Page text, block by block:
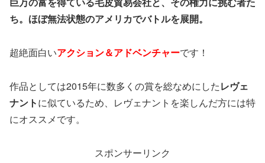
ち。ほぼ無法状態のアメリカでバトルを展開。
超絶面白いアクション＆アドベンチャーです！
作品としては2015年に数多くの賞を総なめにしたレヴェ
ナントに似ているため、レヴェナントを楽しんだ方には特
にオススメです。
スポンサーリンク